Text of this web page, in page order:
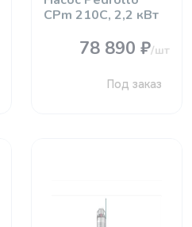
CРm 210C, 2,2 кВт
78 890 ₽/шт
Под заказ